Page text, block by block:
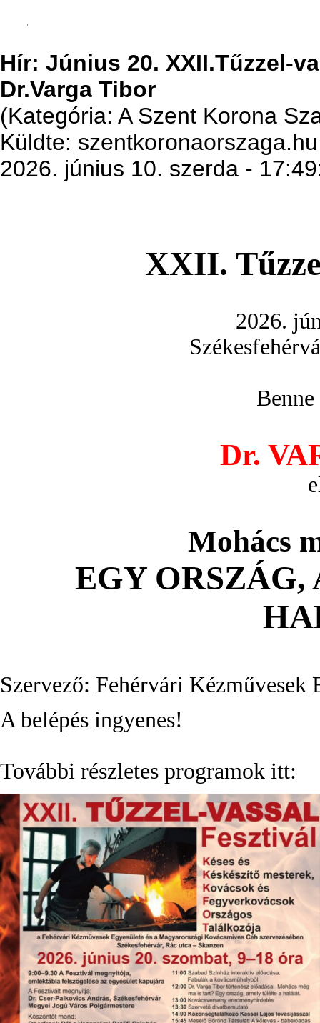
Hír: Június 20. XXII.Tűzzel-
Dr.Varga Tibor
(Kategória: A Szent Korona
Küldte: szentkoronaorszaga.hu
2026. június 10. szerda -
XXII.
2026.
Benne
Dr.
Mohács
EGY
Szervező: Fehérvári Kézművesek
A belépés ingyenes!
További részletes programok itt: